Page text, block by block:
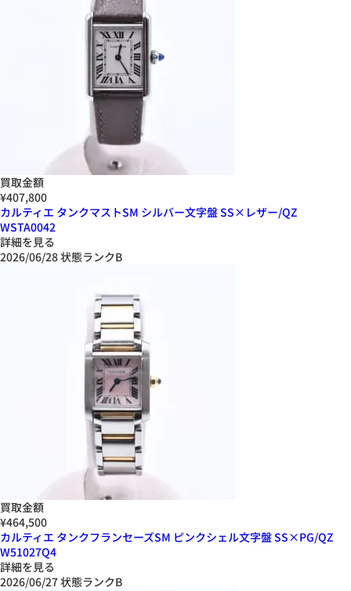
買取金額
¥407,800
カルティエ タンクマストSM シルバー文字盤 SS×レザー/QZ
WSTA0042
詳細を見る
2026/06/28状態ランクB
買取金額
¥464,500
カルティエ タンクフランセーズSM ピンクシェル文字盤 SS×PG/QZ
W51027Q4
詳細を見る
2026/06/27状態ランクB